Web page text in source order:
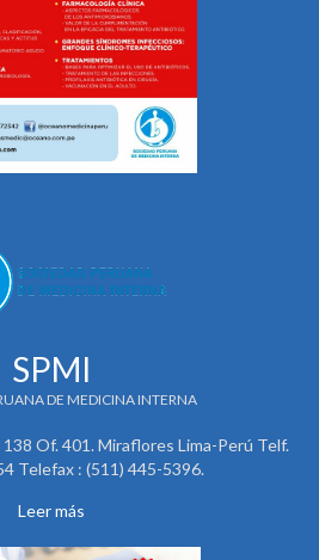
SPMI
DE MEDICINA INTERNA
Of. 401. Miraflores Lima-Perú Telf.
Telefax : (511) 445-5396.
Leer más